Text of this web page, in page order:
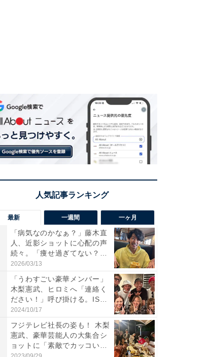
最新 一週間 一ヶ月
「病気なのかなぁ？」藤木直
人、近影ショットに心配の声
続々。「痩せ過ぎてない？」
「...
2026/03/13
「うわすごい豪華メンバー」
木梨憲武、ヒロミへ「連絡く
ださい！」呼び掛ける。IS
S...
2024/10/17
フジテレビ社長の姿も！ 木梨
憲武、豪華芸能人の大集合シ
ョットに「素敵でカッコい